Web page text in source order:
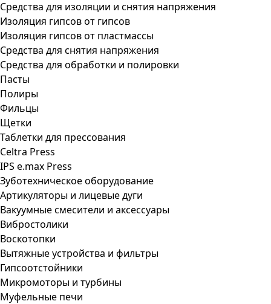
Средства для изоляции и снятия напряжения
Изоляция гипсов от гипсов
Изоляция гипсов от пластмассы
Средства для снятия напряжения
Средства для обработки и полировки
Пасты
Полиры
Фильцы
Щетки
Таблетки для прессования
Celtra Press
IPS e.max Press
Зуботехническое оборудование
Артикуляторы и лицевые дуги
Вакуумные смесители и аксессуары
Вибростолики
Воскотопки
Вытяжные устройства и фильтры
Гипсоотстойники
Микромоторы и турбины
Муфельные печи